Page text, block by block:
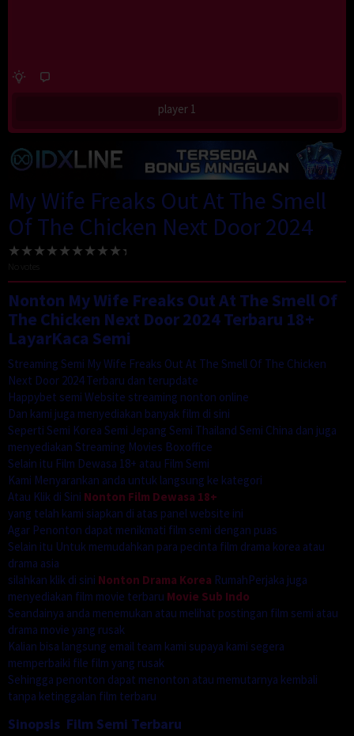
player 1
My Wife Freaks Out At The Smell
Of The Chicken Next Door 2024
Nonton My Wife Freaks Out At The Smell Of
The Chicken Next Door 2024 Terbaru 18+
LayarKaca Semi
Streaming Semi My Wife Freaks Out At The Smell Of The Chicken
Next Door 2024 Terbaru dan terupdate
Happybet semi Website streaming nonton online
Dan kami juga menyediakan banyak film di sini
Seperti Semi Korea Semi Jepang Semi Thailand Semi China dan juga
menyediakan Streaming Movies Boxoffice
Selain itu Film Dewasa 18+ atau Film Semi
Kami Menyarankan anda untuk langsung ke kategori
Atau Klik di Sini Nonton Film Dewasa 18+
yang telah kami siapkan di atas panel website ini
Agar Penonton dapat menikmati film semi dengan puas
Selain itu Untuk memudahkan para pecinta film drama korea atau
drama asia
silahkan klik di sini Nonton Drama Korea RumahPerjaka juga
menyediakan film movie terbaru Movie Sub Indo
Seandainya anda menemukan atau melihat postingan film semi atau
drama movie yang rusak
Kalian bisa langsung email team kami supaya kami segera
memperbaiki file film yang rusak
Sehingga penonton dapat menonton atau memutarnya kembali
tanpa ketinggalan film terbaru
Sinopsis Film Semi Terbaru